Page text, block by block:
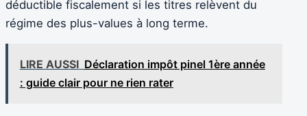
déductible fiscalement si les titres relèvent du
régime des plus-values à long terme.
LIRE AUSSI Déclaration impôt pinel 1ère année
: guide clair pour ne rien rater